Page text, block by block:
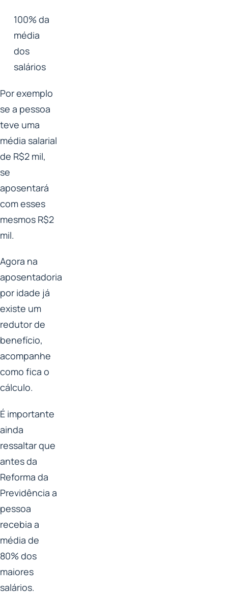
100% da
média
dos
salários
Por exemplo
se a pessoa
teve uma
média salarial
de R$2 mil,
se
aposentará
com esses
mesmos R$2
mil.
Agora na
aposentadoria
por idade já
existe um
redutor de
benefício,
acompanhe
como fica o
cálculo.
É importante
ainda
ressaltar que
antes da
Reforma da
Previdência a
pessoa
recebia a
média de
80% dos
maiores
salários.